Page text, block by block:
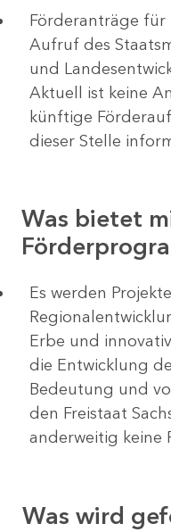
Förderanträge für
Aufruf des
und
Aktuell ist keine
künftige
dieser Stelle
Was bietet
Es werden
Erbe und
die Entwicklung
Bedeutung und
den Freistaat
anderweitig keine
Was wird